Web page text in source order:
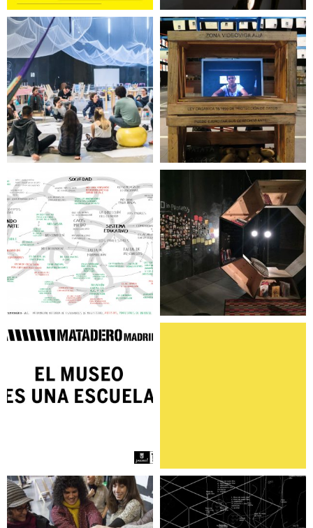
Antes que se vuelva
pedagogía. Ni arte,
ni curaduría, ni
educación
Historia de una
plaza
La Brecha Afro in progress
El museo es una
escuela